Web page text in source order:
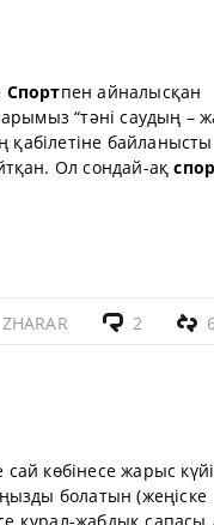
Спортпен айналысқан
“тәні саудың –
байланысты
Ол сондай-ақ
ZHARAR 2
көбінесе жарыс
болатын (жеңіске
құрал-жабдық сапасы